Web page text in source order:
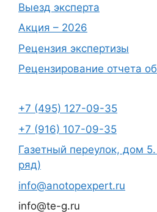
Выезд эксперта
Акция – 2026
Рецензия экспертизы
Рецензирование отчета
+7 (495) 127-09-35
+7 (916) 107-09-35
Газетный переулок, дом
ряд)
info@anotopexpert.ru
info@te-g.ru